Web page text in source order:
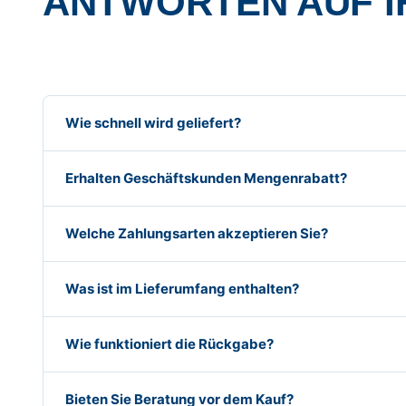
Wie schnell wird geliefert?
Erhalten Geschäftskunden Mengenrabatt?
Welche Zahlungsarten akzeptieren Sie?
Was ist im Lieferumfang enthalten?
Wie funktioniert die Rückgabe?
Bieten Sie Beratung vor dem Kauf?